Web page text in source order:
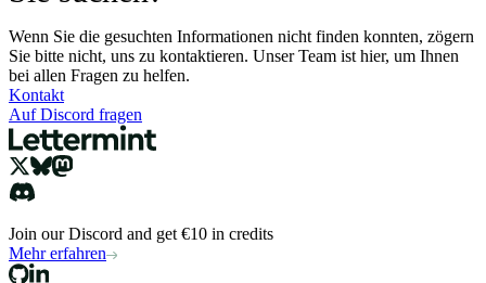
Wenn Sie die gesuchten Informationen nicht finden konnten, zögern
Sie bitte nicht, uns zu kontaktieren. Unser Team ist hier, um Ihnen
bei allen Fragen zu helfen.
Kontakt
Auf Discord fragen
Join our Discord and get €10 in credits
Mehr erfahren